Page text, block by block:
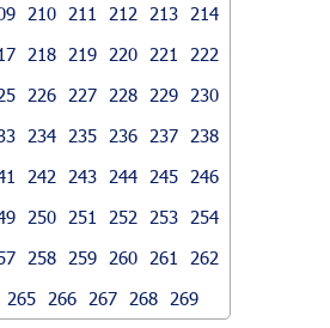
210 211 212 213
214
218 219 220 221
222
226 227 228 229
230
234 235 236 237
238
242 243 244 245
246
250 251 252 253
254
258 259 260 261
262
265 266 267 268 269